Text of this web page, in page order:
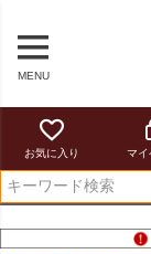
MENU
お気に入り マイ